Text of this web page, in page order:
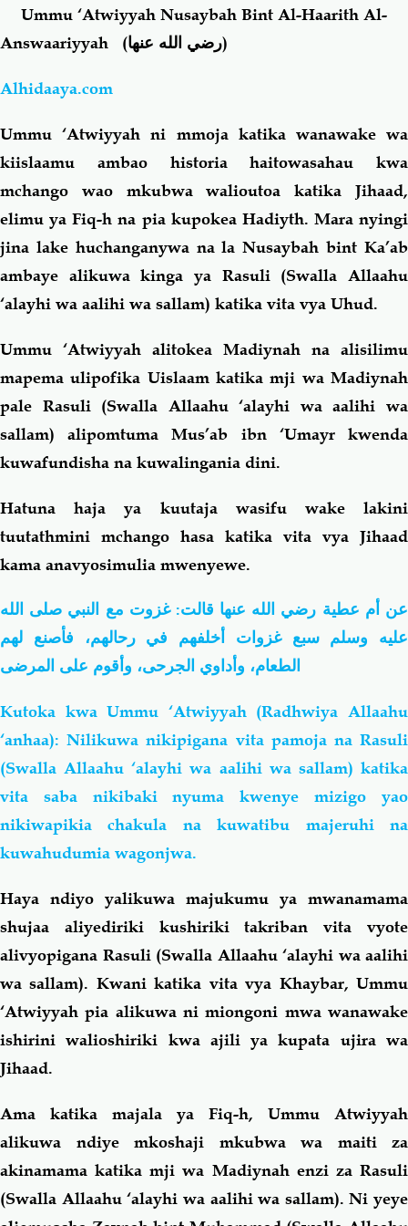
Salaf Wa Ummah Firaq-Makundi
Fiqh-Ibaadah
Fataawa Za Ulamaa Kauli Za Salaf
Akhlaaq-Aadaab Raqaaiq
Familia-Jamii Maswali-Majibu
Chemsha Bongo
Mapishi
Ummu ‘Atwiyyah Nusaybah Bint Al-Haarith Al-
Answaariyyah
(رضي الله عنها)
Alhidaaya.com
Ummu ‘Atwiyyah ni mmoja katika wanawake wa
kiislaamu ambao historia haitowasahau kwa
mchango wao mkubwa walioutoa katika Jihaad,
elimu ya Fiq-h na pia kupokea Hadiyth. Mara nyingi
jina lake huchanganywa na la Nusaybah bint Ka’ab
ambaye alikuwa kinga ya Rasuli (Swalla Allaahu
‘alayhi wa aalihi wa sallam) katika vita vya Uhud.
Ummu ‘Atwiyyah alitokea Madiynah na alisilimu
mapema ulipofika Uislaam katika mji wa Madiynah
pale Rasuli (Swalla Allaahu ‘alayhi wa aalihi wa
sallam) alipomtuma Mus’ab ibn ‘Umayr kwenda
kuwafundisha na kuwalingania dini.
Hatuna haja ya kuutaja wasifu wake lakini
tuutathmini mchango hasa katika vita vya Jihaad
kama anavyosimulia mwenyewe.
عن أم عطية رضي الله عنها قالت: غزوت مع النبي صلى الله
عليه وسلم سبع غزوات أخلفهم في رحالهم، فأصنع لهم
الطعام، وأداوي الجرحى، وأقوم على المرضى
Kutoka kwa Ummu ‘Atwiyyah (Radhwiya Allaahu
‘anhaa): Nilikuwa nikipigana vita pamoja na Rasuli
(Swalla Allaahu ‘alayhi wa aalihi wa sallam) katika
vita saba nikibaki nyuma kwenye mizigo yao
nikiwapikia chakula na kuwatibu majeruhi na
kuwahudumia wagonjwa.
Haya ndiyo yalikuwa majukumu ya mwanamama
shujaa aliyediriki kushiriki takriban vita vyote
alivyopigana Rasuli (Swalla Allaahu ‘alayhi wa aalihi
wa sallam). Kwani katika vita vya Khaybar, Ummu
‘Atwiyyah pia alikuwa ni miongoni mwa wanawake
ishirini walioshiriki kwa ajili ya kupata ujira wa
Jihaad.
Ama katika majala ya Fiq-h, Ummu Atwiyyah
alikuwa ndiye mkoshaji mkubwa wa maiti za
akinamama katika mji wa Madiynah enzi za Rasuli
(Swalla Allaahu ‘alayhi wa aalihi wa sallam). Ni yeye